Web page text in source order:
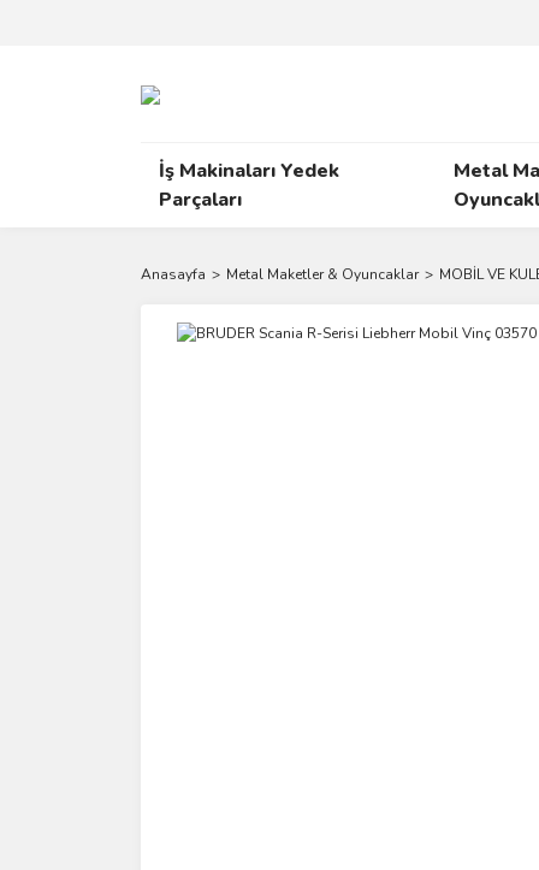
İş Makinaları Yedek
Parçaları
Metal
Anasayfa Metal Maketler & Oyuncaklar MOBİL VE